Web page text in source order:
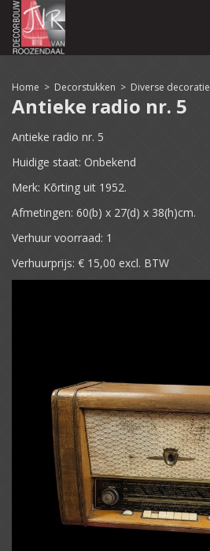
Home > Decorstukken > Diverse decoratie
Antieke radio nr. 5
Antieke radio nr. 5
Huidige staat: Onbekend
Merk: Kõrting uit 1952.
Afmetingen: 60(b) x 27(d) x 38(h)cm.
Verhuur voorraad: 1
Verhuurprijs: € 15,00 excl. BTW